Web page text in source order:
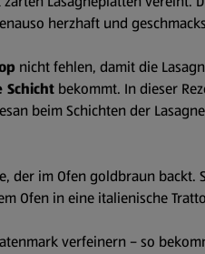
herzhaft und
nicht fehlen, damit die
Schicht bekommt. In dieser
beim Schichten der
der im Ofen goldbraun backt.
Ofen in eine italienische
verfeinern – so